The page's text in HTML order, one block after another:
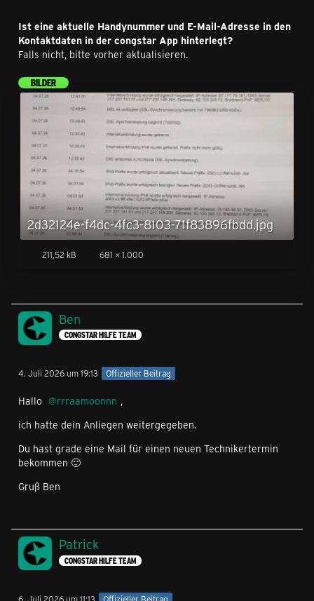
Ist eine aktuelle Handynummer und E-Mail-Adresse in den
Kontaktdaten in der congstar App hinterlegt?
Falls nicht, bitte vorher aktualisieren.
BILDER
2d32124e-f4dc-4fc3-8103-71f83896fbdd.jpg
211,52 kB 681 × 1.000
Ben
CONGSTAR HILFE TEAM
4. Juli 2026 um 19:13 Offizieller Beitrag
Hallo rrraamoonnn ,
ich hatte dein Anliegen weitergegeben.
Du hast grade eine Mail für einen neuen Technikertermin
bekommen 🙂
Gruß Ben
Patrick
CONGSTAR HILFE TEAM
6. Juli 2026 um 11:13 Offizieller Beitrag